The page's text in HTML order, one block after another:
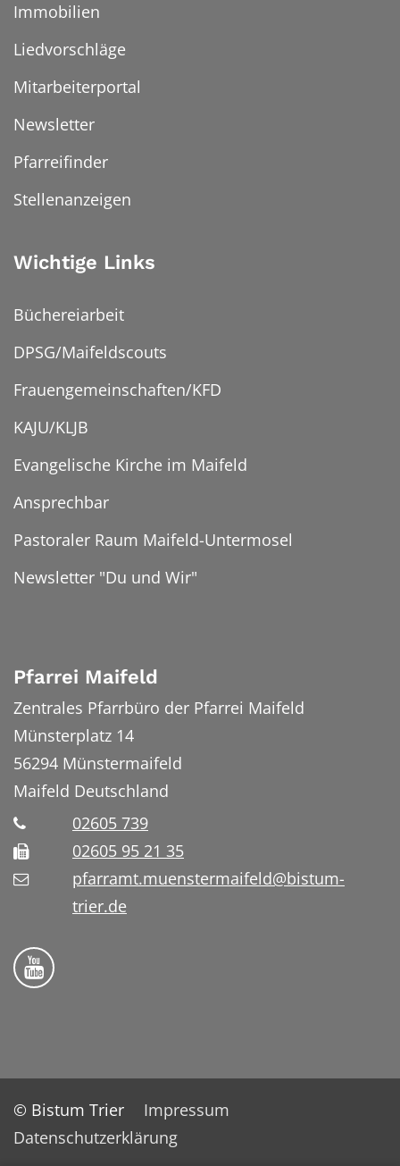
Immobilien
Liedvorschläge
Mitarbeiterportal
Newsletter
Pfarreifinder
Stellenanzeigen
Wichtige Links
Büchereiarbeit
DPSG/Maifeldscouts
Frauengemeinschaften/KFD
KAJU/KLJB
Evangelische Kirche im Maifeld
Ansprechbar
Pastoraler Raum Maifeld-Untermosel
Newsletter "Du und Wir"
Pfarrei Maifeld
Zentrales Pfarrbüro der Pfarrei Maifeld
Münsterplatz 14
56294 Münstermaifeld
Maifeld Deutschland
02605 739
02605 95 21 35
pfarramt.muenstermaifeld@bistum-
trier.de
Folge uns auf YouTube
© Bistum Trier
Impressum
Datenschutzerklärung